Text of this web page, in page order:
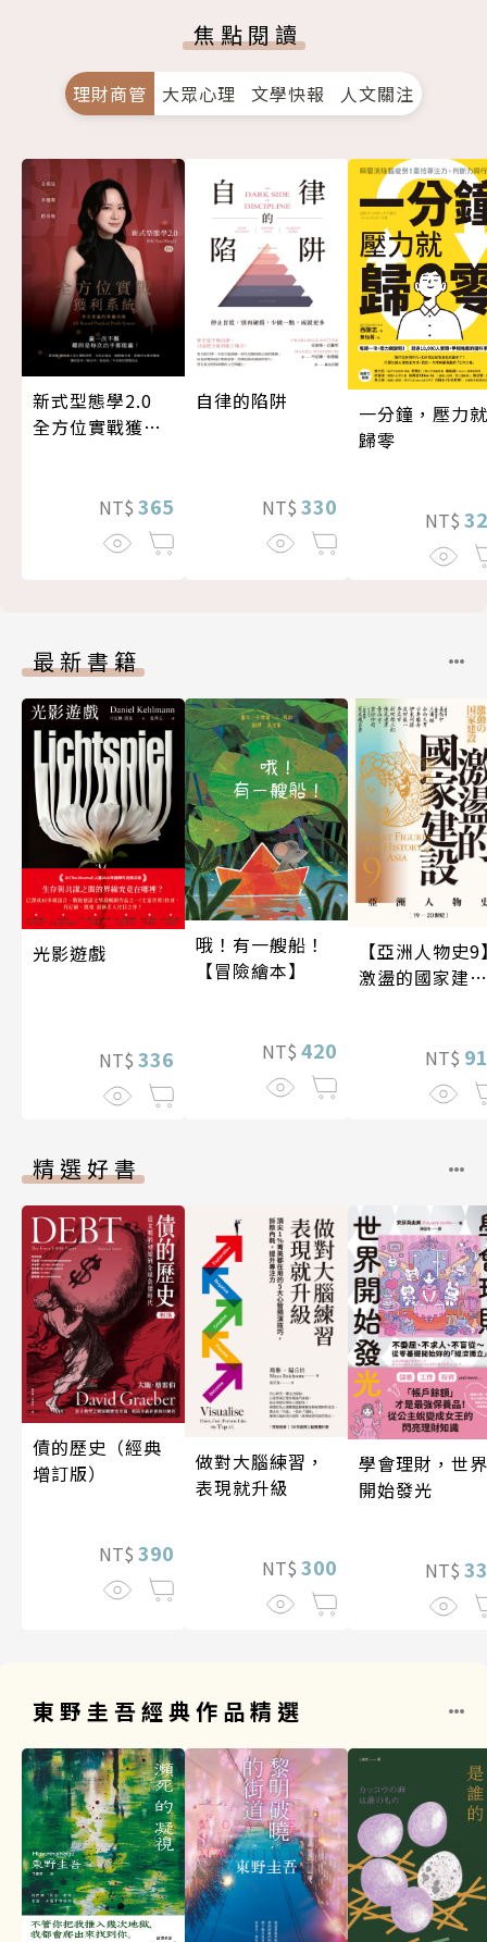
焦點閱讀
理財商管 大眾心理 文學快報 人文關注
新式型態學2.0
全方位實戰獲利
NT$ 365
自律的陷阱
NT$ 330
一分鐘，壓力就
歸零
NT$
最新書籍
光影遊戲
NT$ 336
哦！有一艘船！
【冒險繪本】
NT$ 420
【亞洲人物史9
激盪的國家建設
NT$
精選好書
債的歷史（經典
增訂版）
NT$ 390
做對大腦練習，
表現就升級
NT$ 300
學會理財，世界
開始發光
NT$
東野圭吾經典作品精選